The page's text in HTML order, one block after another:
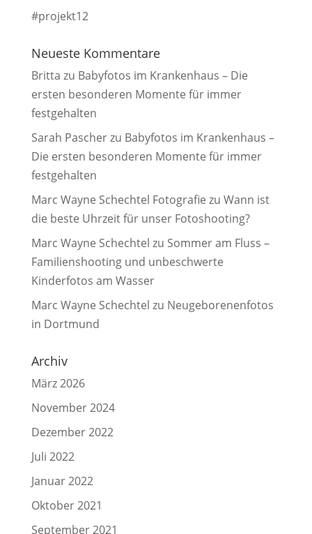
#projekt12
Neueste Kommentare
Britta zu Babyfotos im Krankenhaus – Die
ersten besonderen Momente für immer
festgehalten
Sarah Pascherzu Babyfotos im Krankenhaus –
Die ersten besonderen Momente für immer
festgehalten
Marc Wayne Schechtel Fotografie zu Wann ist
die beste Uhrzeit für unser Fotoshooting?
Marc Wayne Schechtel zu Sommer am Fluss –
Familienshooting und unbeschwerte
Kinderfotos am Wasser
Marc Wayne Schechtel zu Neugeborenenfotos
in Dortmund
Archiv
März 2026
November 2024
Dezember 2022
Juli 2022
Januar 2022
Oktober 2021
September 2021